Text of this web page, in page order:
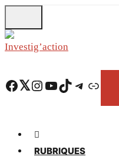
to
main
Facebook Twitter Instagram YouTube TikTok Telegram Lien
RUBRIQUES